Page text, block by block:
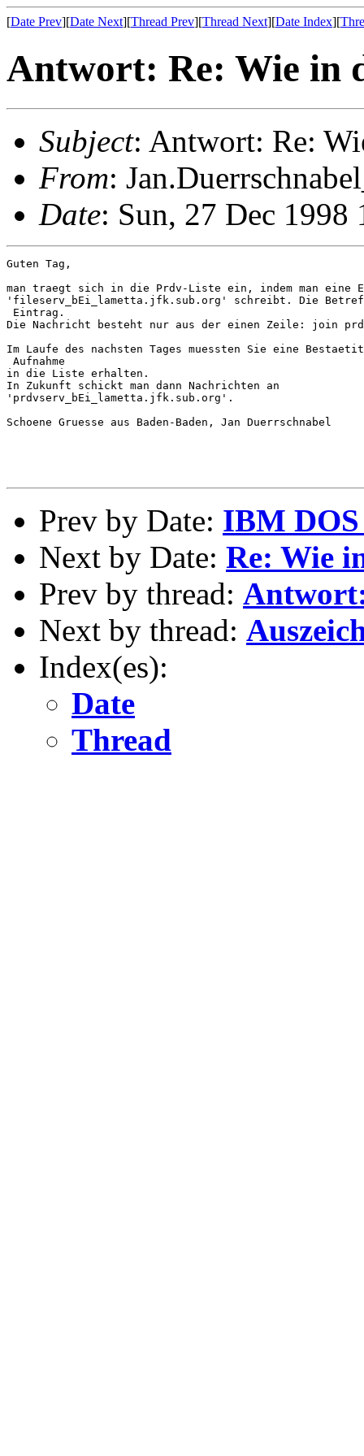
[Date Prev][Date Next][Thread Prev][Thread Next][Date Index][
Antwort: Re: Wie in
Subject: Antwort: Re:
From:
Date: Sun, 27 Dec 1998
Guten Tag,
man traegt sich in die Prdv-Liste ein, indem man eine
'fileserv_bEi_lametta.jfk.sub.org' schreibt. Die
Eintrag.
Die Nachricht besteht nur aus der einen Zeile: join
Im Laufe des nachsten Tages muessten Sie eine
Aufnahme
in die Liste erhalten.
In Zukunft schickt man dann Nachrichten an
'prdvserv_bEi_lametta.jfk.sub.org'.
Schoene Gruesse aus Baden-Baden, Jan Duerrschnabel
Prev by Date: IBM DOS
Next by Date: Re: Wie
Prev by thread:
Next by thread:
Index(es):
Date
Thread